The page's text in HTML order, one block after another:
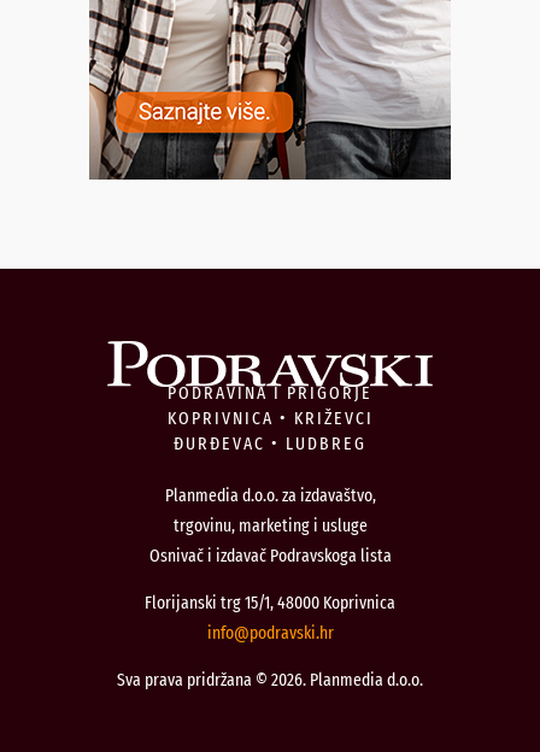
PODRAVINA I PRIGORJE
KOPRIVNICA • KRIŽEVCI
ĐURĐEVAC • LUDBREG
Planmedia d.o.o. za izdavaštvo,
trgovinu, marketing i usluge
Osnivač i izdavač Podravskoga lista
Florijanski trg 15/1, 48000 Koprivnica
rh.iksvardop
@ofni
Sva prava pridržana © 2026. Planmedia d.o.o.